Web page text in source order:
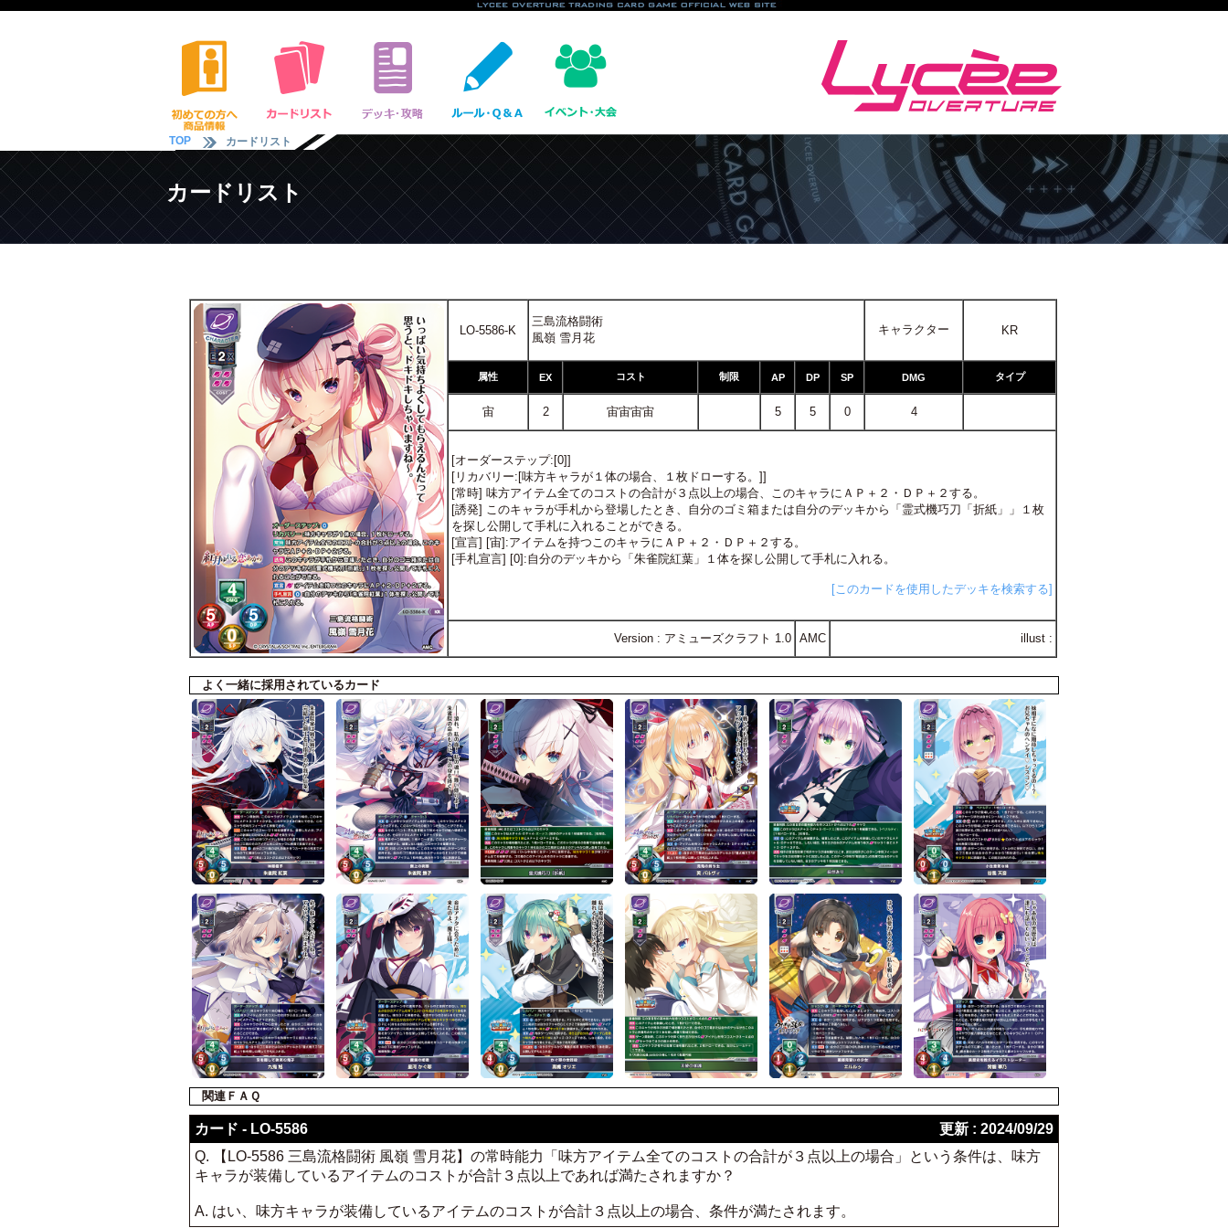
TOP カードリスト
カードリスト
LO-5586-K
三島流格闘術
風嶺 雪月花
キャラクター KR
属性 EX コスト 制限 AP DP SP DMG タイプ
宙 2 宙宙宙宙 5 5 0 4
[オーダーステップ:[0]]
[リカバリー:[味方キャラが１体の場合、１枚ドローする。]]
[常時] 味方アイテム全てのコストの合計が３点以上の場合、このキャラにＡＰ＋２・ＤＰ＋２する。
[誘発] このキャラが手札から登場したとき、自分のゴミ箱または自分のデッキから「霊式機巧刀「折紙」」１枚
を探し公開して手札に入れることができる。
[宣言] [宙]:アイテムを持つこのキャラにＡＰ＋２・ＤＰ＋２する。
[手札宣言] [0]:自分のデッキから「朱雀院紅葉」１体を探し公開して手札に入れる。
[このカードを使用したデッキを検索する]
Version : アミューズクラフト 1.0 AMC illust :
よく一緒に採用されているカード
関連ＦＡＱ
カード - LO-5586
更新 : 2024/09/29
Q. 【LO-5586 三島流格闘術 風嶺 雪月花】の常時能力「味方アイテム全てのコストの合計が３点以上の場合」という条件は、味方
キャラが装備しているアイテムのコストが合計３点以上であれば満たされますか？
A. はい、味方キャラが装備しているアイテムのコストが合計３点以上の場合、条件が満たされます。